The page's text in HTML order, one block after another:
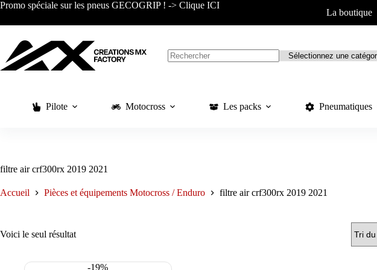
Passer
contenu
Promo spéciale sur les pneus GECOGRIP ! -> Clique ICI
La boutique
Pilote Motocross Les packs Pneumatiques
filtre air crf300rx 2019 2021
Accueil Pièces et équipements Motocross / Enduro filtre air crf300rx 2019 2021
Voici le seul résultat
-19%